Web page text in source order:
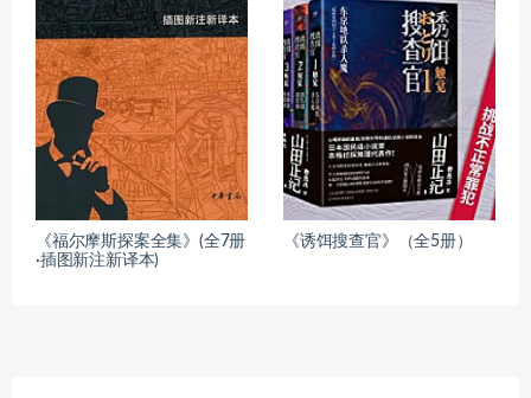
《福尔摩斯探案全集》(全7册
·插图新注新译本)
《诱饵搜查官》（全5册）